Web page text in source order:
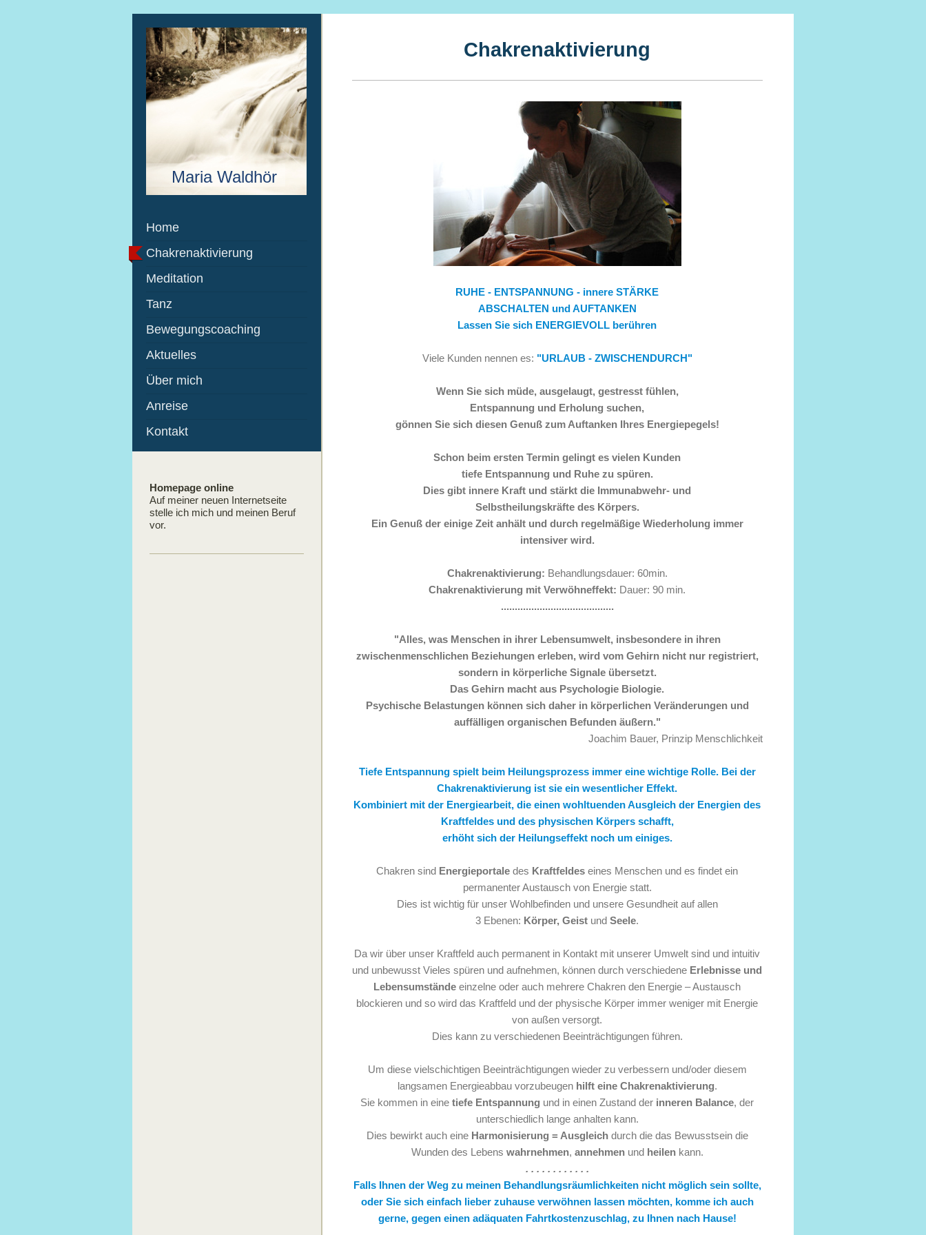
Maria Waldhör
Home
Chakrenaktivierung
Meditation
Tanz
Bewegungscoaching
Aktuelles
Über mich
Anreise
Kontakt
Homepage online
Auf meiner neuen Internetseite
stelle ich mich und meinen Beruf
vor.
Chakrenaktivierung
RUHE - ENTSPANNUNG - innere STÄRKE
ABSCHALTEN und AUFTANKEN
Lassen Sie sich ENERGIEVOLL berühren
Viele Kunden nennen es: "URLAUB - ZWISCHENDURCH"
Wenn Sie sich müde, ausgelaugt, gestresst fühlen,
Entspannung und Erholung suchen,
gönnen Sie sich diesen Genuß zum Auftanken Ihres Energiepegels!
Schon beim ersten Termin gelingt es vielen Kunden
tiefe Entspannung und Ruhe zu spüren.
Dies gibt innere Kraft und stärkt die Immunabwehr- und
Selbstheilungskräfte des Körpers.
Ein Genuß der einige Zeit anhält und durch regelmäßige Wiederholung immer
intensiver wird.
Chakrenaktivierung: Behandlungsdauer: 60min.
Chakrenaktivierung mit Verwöhneffekt: Dauer: 90 min.
.........................................
"Alles, was Menschen in ihrer Lebensumwelt, insbesondere in ihren
zwischenmenschlichen Beziehungen erleben, wird vom Gehirn nicht nur registriert,
sondern in körperliche Signale übersetzt.
Das Gehirn macht aus Psychologie Biologie.
Psychische Belastungen können sich daher in körperlichen Veränderungen und
auffälligen organischen Befunden äußern."
Joachim Bauer, Prinzip Menschlichkeit
Tiefe Entspannung spielt beim Heilungsprozess immer eine wichtige Rolle. Bei der
Chakrenaktivierung ist sie ein wesentlicher Effekt.
Kombiniert mit der Energiearbeit, die einen wohltuenden Ausgleich der Energien des
Kraftfeldes und des physischen Körpers schafft,
erhöht sich der Heilungseffekt noch um einiges.
Chakren sind Energieportale des Kraftfeldes eines Menschen und es findet ein
permanenter Austausch von Energie statt.
Dies ist wichtig für unser Wohlbefinden und unsere Gesundheit auf allen
3 Ebenen: Körper, Geist undSeele.
Da wir über unser Kraftfeld auch permanent in Kontakt mit unserer Umwelt sind und intuitiv
und unbewusst Vieles spüren und aufnehmen, können durch verschiedene Erlebnisse und
Lebensumstände einzelne oder auch mehrere Chakren den Energie – Austausch
blockieren und so wird das Kraftfeld und der physische Körper immer weniger mit Energie
von außen versorgt.
Dies kann zu verschiedenen Beeinträchtigungen führen.
Um diese vielschichtigen Beeinträchtigungen wieder zu verbessern und/oder diesem
langsamen Energieabbau vorzubeugen hilft eine Chakrenaktivierung.
Sie kommen in einetiefe Entspannung und in einen Zustand der inneren Balance, der
unterschiedlich lange anhalten kann.
Dies bewirkt auch eine Harmonisierung = Ausgleichdurch die das Bewusstsein die
Wunden des Lebens wahrnehmen, annehmenund heilenkann.
. . . . . . . . . . . .
Falls Ihnen der Weg zu meinen Behandlungsräumlichkeiten nicht möglich sein sollte,
oder Sie sich einfach lieber zuhause verwöhnen lassen möchten, komme ich auch
gerne, gegen einen adäquaten Fahrtkostenzuschlag, zu Ihnen nach Hause!